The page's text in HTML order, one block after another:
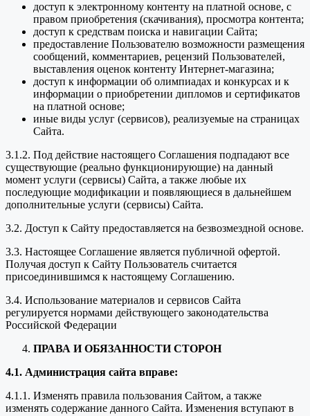
доступ к электронному контенту на платной основе, с
правом приобретения (скачивания), просмотра контента;
доступ к средствам поиска и навигации Сайта;
предоставление Пользователю возможности размещения
сообщений, комментариев, рецензий Пользователей,
выставления оценок контенту Интернет-магазина;
доступ к информации об олимпиадах и конкурсах и к
информации о приобретении дипломов и сертификатов
на платной основе;
иные виды услуг (сервисов), реализуемые на страницах
Сайта.
3.1.2. Под действие настоящего Соглашения подпадают все
существующие (реально функционирующие) на данный
момент услуги (сервисы) Сайта, а также любые их
последующие модификации и появляющиеся в дальнейшем
дополнительные услуги (сервисы) Сайта.
3.2. Доступ к Сайту предоставляется на безвозмездной основе.
3.3. Настоящее Соглашение является публичной офертой.
Получая доступ к Сайту Пользователь считается
присоединившимся к настоящему Соглашению.
3.4. Использование материалов и сервисов Сайта
регулируется нормами действующего законодательства
Российской Федерации
ПРАВА И ОБЯЗАННОСТИ СТОРОН
4.1. Администрация сайта вправе:
4.1.1. Изменять правила пользования Сайтом, а также
изменять содержание данного Сайта. Изменения вступают в